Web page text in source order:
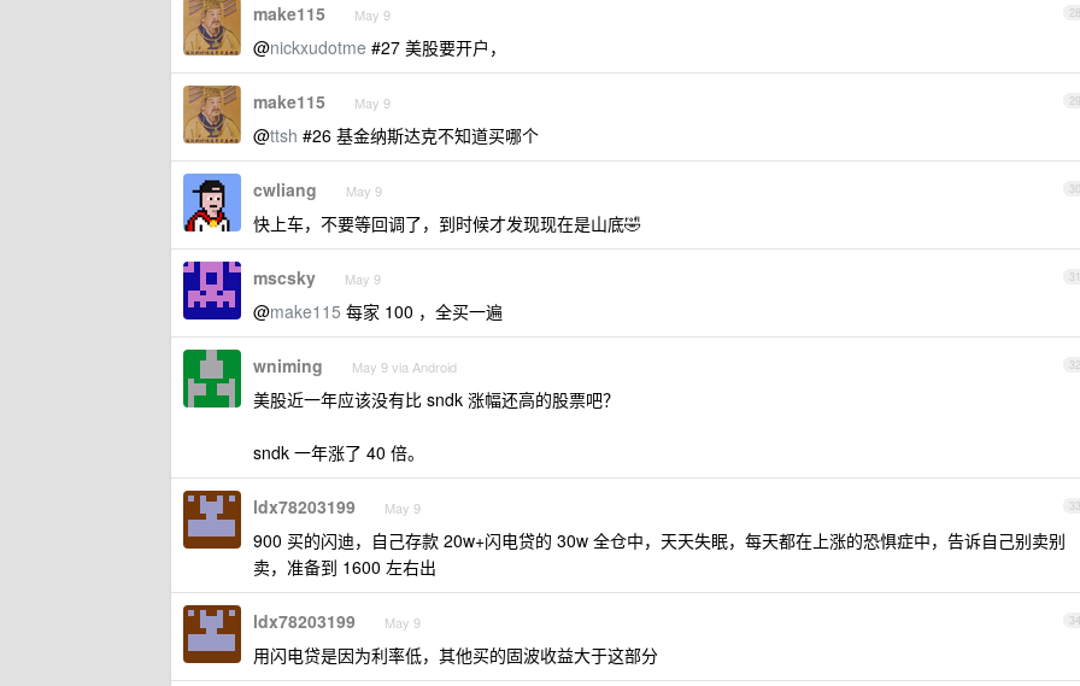
28
make115 May 9
@nickxudotme #27 美股要开户，
29
make115 May 9
@ttsh #26 基金纳斯达克不知道买哪个
30
cwliang May 9
快上车，不要等回调了，到时候才发现现在是山底🤣
31
mscsky May 9
@make115 每家 100 ，全买一遍
32
wniming May 9 via Android
美股近一年应该没有比 sndk 涨幅还高的股票吧？
sndk 一年涨了 40 倍。
33
ldx78203199 May 9
900 买的闪迪，自己存款 20w+闪电贷的 30w 全仓中，天天失眠，每天都在上涨的恐惧症中，告诉自己别卖别
卖，准备到 1600 左右出
34
ldx78203199 May 9
用闪电贷是因为利率低，其他买的固波收益大于这部分